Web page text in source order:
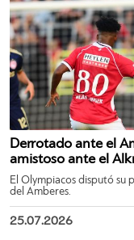
Derrotado ante el
amistoso ante el
El Olympiacos disputó su
del Amberes.
25.07.2026